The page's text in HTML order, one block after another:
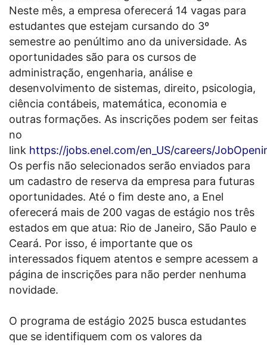
Neste mês, a empresa oferecerá 14 vagas para
estudantes que estejam cursando do 3º
semestre ao penúltimo ano da universidade. As
oportunidades são para os cursos de
administração, engenharia, análise e
desenvolvimento de sistemas, direito, psicologia,
ciência contábeis, matemática, economia e
outras formações. As inscrições podem ser feitas
no
link https://jobs.enel.com/en_US/careers/
Os perfis não selecionados serão enviados para
um cadastro de reserva da empresa para futuras
oportunidades. Até o fim deste ano, a Enel
oferecerá mais de 200 vagas de estágio nos três
estados em que atua: Rio de Janeiro, São Paulo e
Ceará. Por isso, é importante que os
interessados fiquem atentos e sempre acessem a
página de inscrições para não perder nenhuma
novidade.
O programa de estágio 2025 busca estudantes
que se identifiquem com os valores da